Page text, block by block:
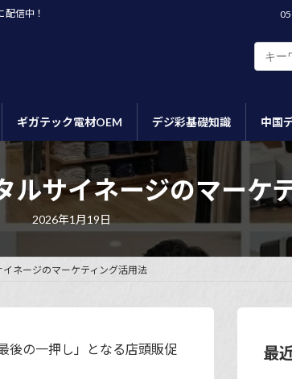
信中！
ギガテック電材OEM デジ彩基礎知識 中国
ルサイネージのマーケ
最
終
日
時
2026年1月19日
ネージのマーケティング活用法
後の一押し」となる店頭販促
最